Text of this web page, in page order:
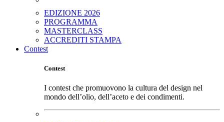
EDIZIONE 2026
PROGRAMMA
MASTERCLASS
ACCREDITI STAMPA
Contest
Contest
I contest che promuovono la cultura del design nel
mondo dell’olio, dell’aceto e dei condimenti.